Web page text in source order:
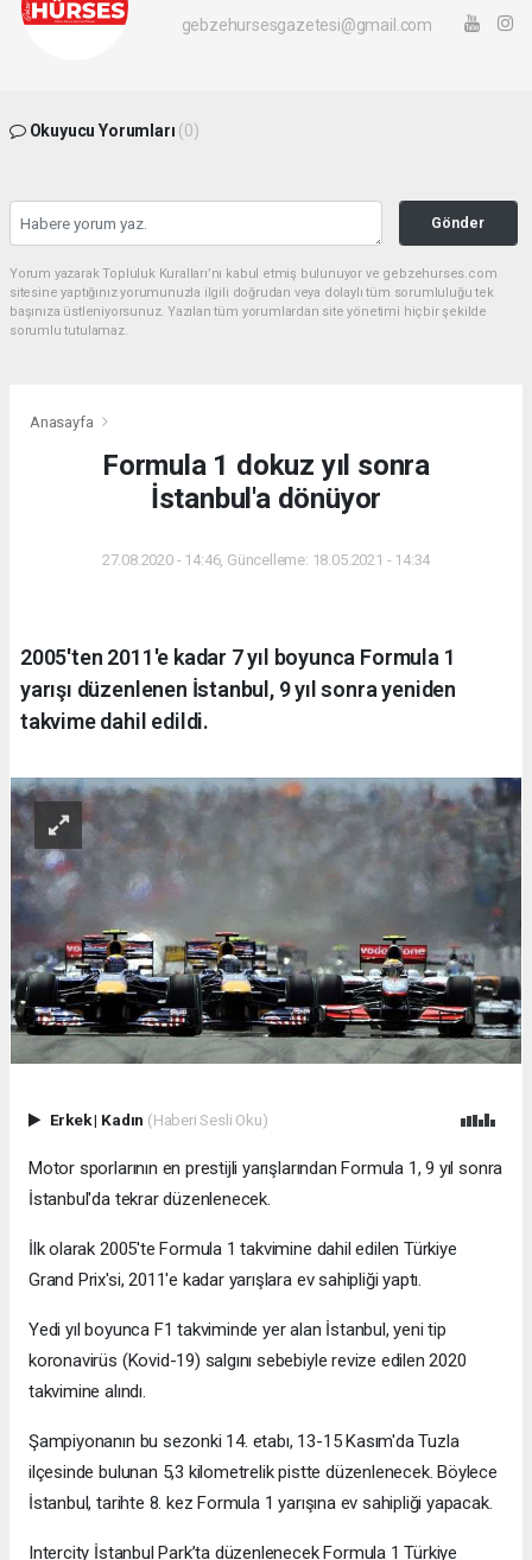
gebzehursesgazetesi@gmail.com
Okuyucu Yorumları (0)
Gönder
Yorum yazarak Topluluk Kuralları’nı kabul etmiş bulunuyor ve gebzehurses.com
sitesine yaptığınız yorumunuzla ilgili doğrudan veya dolaylı tüm sorumluluğu tek
başınıza üstleniyorsunuz. Yazılan tüm yorumlardan site yönetimi hiçbir şekilde
sorumlu tutulamaz.
Anasayfa
Formula 1 dokuz yıl sonra
İstanbul'a dönüyor
27.08.2020 - 14:46, Güncelleme: 18.05.2021 - 14:34
2005'ten 2011'e kadar 7 yıl boyunca Formula 1
yarışı düzenlenen İstanbul, 9 yıl sonra yeniden
takvime dahil edildi.
Erkek| Kadın (Haberi Sesli Oku)
Motor sporlarının en prestijli yarışlarından Formula 1, 9 yıl sonra
İstanbul'da tekrar düzenlenecek.
İlk olarak 2005'te Formula 1 takvimine dahil edilen Türkiye
Grand Prix'si, 2011'e kadar yarışlara ev sahipliği yaptı.
Yedi yıl boyunca F1 takviminde yer alan İstanbul, yeni tip
koronavirüs (Kovid-19) salgını sebebiyle revize edilen 2020
takvimine alındı.
Şampiyonanın bu sezonki 14. etabı, 13-15 Kasım'da Tuzla
ilçesinde bulunan 5,3 kilometrelik pistte düzenlenecek. Böylece
İstanbul, tarihte 8. kez Formula 1 yarışına ev sahipliği yapacak.
Intercity İstanbul Park’ta düzenlenecek Formula 1 Türkiye